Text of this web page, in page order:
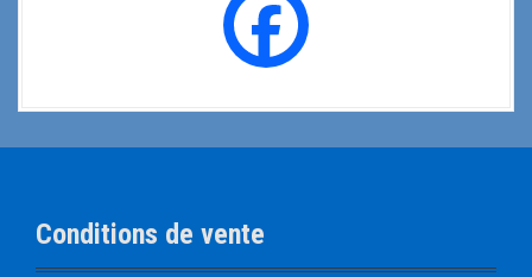
Conditions de vente